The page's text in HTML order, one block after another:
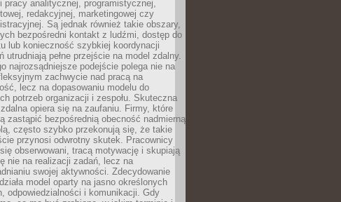
pracy analitycznej, programistycznej,
redakcyjnej, marketingowej czy
Są jednak również takie obszary,
bezpośredni kontakt z ludźmi, dostęp do
lub konieczność szybkiej koordynacji
utrudniają pełne przejście na model zdalny.
najrozsądniejsze podejście polega nie na
zachwycie nad pracą na
lecz na dopasowaniu modelu do
potrzeb organizacji i zespołu. Skuteczna
opiera się na zaufaniu. Firmy, które
zastąpić bezpośrednią obecność nadmierną
często szybko przekonują się, że takie
przynosi odwrotny skutek. Pracownicy
obserwowani, tracą motywację i skupiają
nie na realizacji zadań, lecz na
swojej aktywności. Zdecydowanie
model oparty na jasno określonych
odpowiedzialności i komunikacji. Gdy